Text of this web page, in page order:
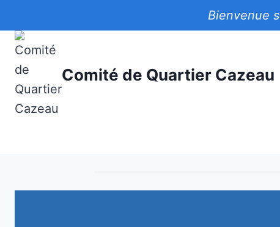
au
contenu
Bienvenue
Comité de Quartier Cazeau